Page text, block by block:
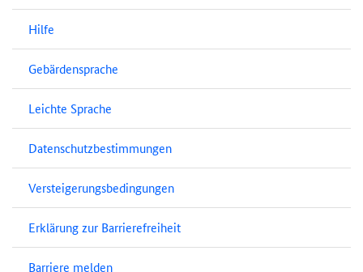
Hilfe
Gebärdensprache
Leichte Sprache
Datenschutzbestimmungen
Versteigerungsbedingungen
Erklärung zur Barrierefreiheit
Barriere melden